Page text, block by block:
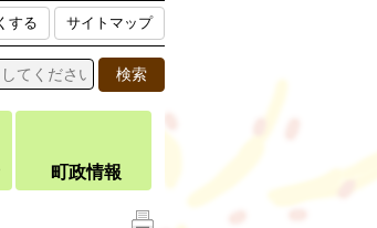
する サイトマップ
町政情報